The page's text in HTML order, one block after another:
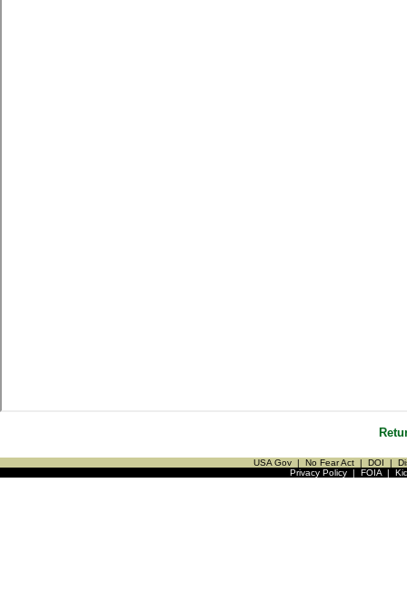
USA Gov | No Fear Act | DOI |
Privacy Policy| FOIA|